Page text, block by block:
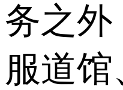
务之外
服道馆